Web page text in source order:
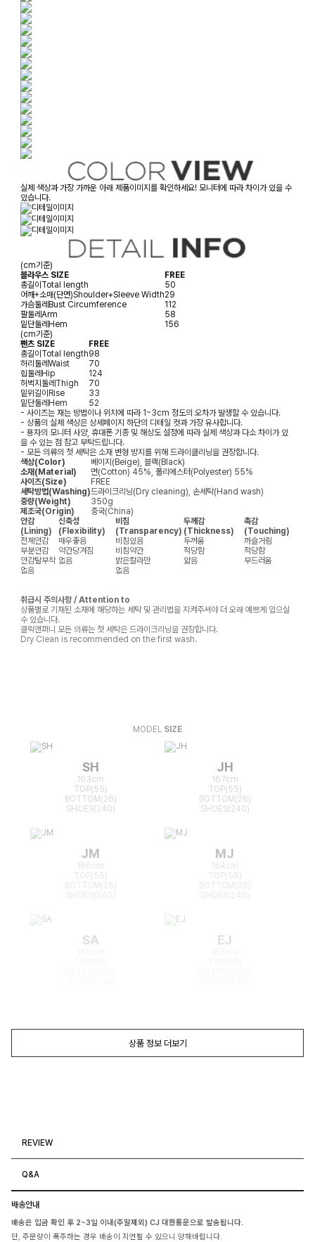
실제 색상과 가장 가까운 아래 제품이미지를 확인하세요! 모니터에 따라 차이가 있을 수
있습니다.
(cm기준)
블라우스 SIZE
FREE
총길이Total length
50
어깨+소매(단면)Shoulder+Sleeve Width29
가슴둘레Bust Circumference
112
팔둘레Arm
58
밑단둘레Hem
156
(cm기준)
팬츠 SIZE
FREE
총길이Total length98
허리둘레Waist
70
힙둘레Hip
124
허벅지둘레Thigh
70
밑위길이Rise
33
밑단둘레Hem
52
- 사이즈는 재는 방법이나 위치에 따라 1~3cm 정도의 오차가 발생할 수 있습니다.
- 상품의 실제 색상은 상세페이지 하단의 디테일 컷과 가장 유사합니다.
- 용자의 모니터 사양, 휴대폰 기종 및 해상도 설정에 따라 실제 색상과 다소 차이가 있
을 수 있는 점 참고 부탁드립니다.
- 모든 의류의 첫 세탁은 소재 변형 방지를 위해 드라이클리닝을 권장합니다.
색상(Color)
베이지(Beige), 블랙(Black)
소재(Material)
면(Cotton) 45%, 폴리에스터(Polyester) 55%
사이즈(Size)
FREE
세탁방법(Washing)드라이크리닝(Dry cleaning), 손세탁(Hand wash)
중량(Weight)
350g
제조국(Origin)
중국(China)
안감
(Lining)
신축성
(Flexibility)
비침
(Transparency)
두께감
(Thickness)
촉감
(Touching)
전체안감
매우좋음 비침있음 두꺼움
까슬거림
부분안감
약간당겨짐 비침약간 적당함
적당함
안감탈부착 없음 밝은칼라만 얇음
부드러움
없음
없음
취급시 주의사항 / Attention to
상품별로 기재된 소재에 해당하는 세탁 및 관리법을 지켜주셔야 더 오래 예쁘게 입으실
수 있습니다.
클릭앤퍼니 모든 의류는 첫 세탁은 드라이크리닝을 권장합니다.
Dry Clean is recommended on the first wash.
MODEL SIZE
SH
163cm
TOP(55)
BOTTOM(26)
SHOES(240)
JH
167cm
TOP(55)
BOTTOM(26)
SHOES(240)
JM
166cm
TOP(55)
BOTTOM(25)
MJ
164cm
TOP(55)
BOTTOM(26)
SA EJ
상품 정보 더보기
REVIEW
Q&A
배송안내
배송은 입금 확인 후 2~3일 이내(주말제외) CJ 대한통운으로 발송됩니다.
단, 주문량이 폭주하는 경우 배송이 지연될 수 있으니 양해바랍니다.